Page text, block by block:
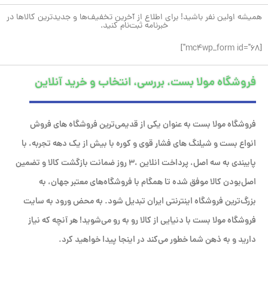
همیشه اولین نفر باشید! برای اطلاع از آخرین تخفیف‌ها و جدیدترین کالاها در
خبرنامه ثبت‌نام کنید.
[mc4wp_form id="68"]
فروشگاه مولا بست، بررسی، انتخاب و خرید آنلاین
فروشگاه مولا بست به عنوان یکی از قدیمی‌ترین فروشگاه های فروش
انواع بست و شیلنگ های فشار قوی و کوره با بیش از یک دهه تجربه، با
پایبندی به سه اصل، پرداخت انلاین ،۳ روز ضمانت بازگشت کالا و تضمین
اصل‌بودن کالا موفق شده تا همگام با فروشگاه‌های معتبر جهان، به
بزرگ‌ترین فروشگاه اینترنتی ایران تبدیل شود. به محض ورود به سایت
فروشگاه مولا بست با دنیایی از کالا رو به رو می‌شوید! هر آنچه که نیاز
دارید و به ذهن شما خطور می‌کند در اینجا پیدا خواهید کرد.